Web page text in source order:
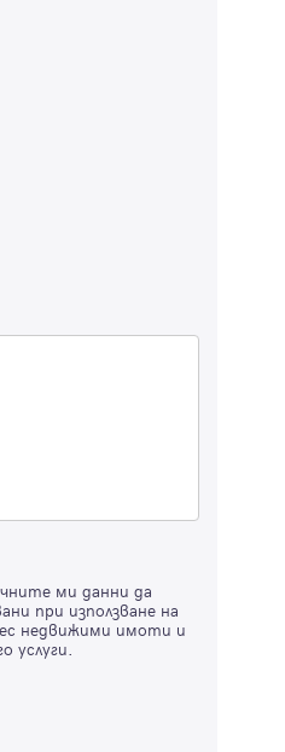
ми данни да
при използване на
недвижими имоти и
услуги.
свържем с вас!
повече снимки и да получите
Парола